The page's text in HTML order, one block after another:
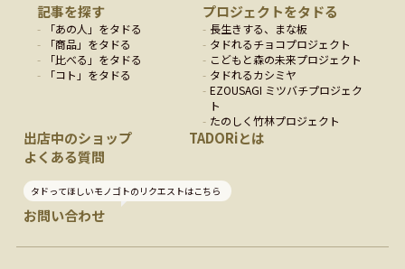
記事を探す
「あの人 」をタドる
「商品」をタドる
「比べる 」をタドる
「コト 」をタドる
プロジェクトをタドる
長生きする、まな板
タドれるチョコプロジェクト
こどもと森の未来プロジェクト
タドれるカシミヤ
EZOUSAGI ミツバチプロジェク
ト
たのしく竹林プロジェクト
出店中のショップ
TADORiとは
よくある質問
タドってほしいモノゴトのリクエストはこちら
お問い合わせ